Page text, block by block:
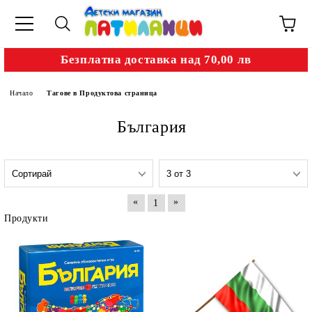
Безплатна доставка над 70,00 лв
Начало Тагове в Продуктова страница
България
« 1
»
Продукти